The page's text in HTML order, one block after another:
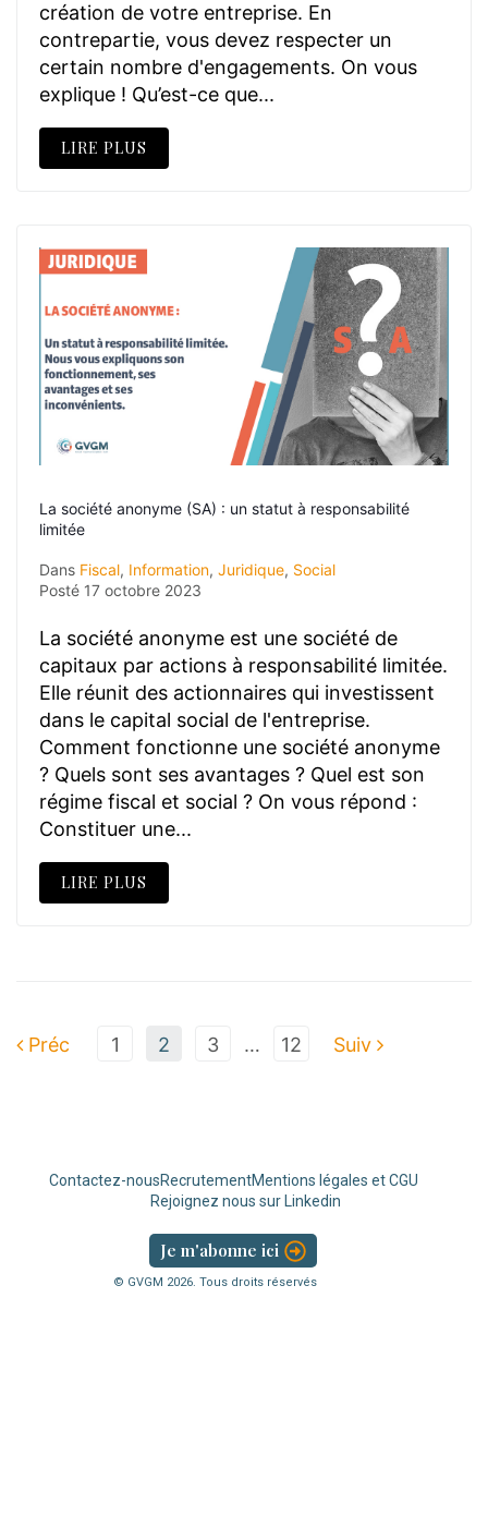
création de votre entreprise. En
contrepartie, vous devez respecter un
certain nombre d'engagements. On vous
explique ! Qu’est-ce que...
LIRE PLUS
La société anonyme (SA) : un statut à responsabilité
limitée
Dans Fiscal, Information, Juridique, Social
Posté 17 octobre 2023
La société anonyme est une société de
capitaux par actions à responsabilité limitée.
Elle réunit des actionnaires qui investissent
dans le capital social de l'entreprise.
Comment fonctionne une société anonyme
? Quels sont ses avantages ? Quel est son
régime fiscal et social ? On vous répond :
Constituer une...
LIRE PLUS
Préc 1 2 3 … 12 Suiv
Contactez-nousRecrutementMentions légales et CGU
Rejoignez nous sur Linkedin
Je m'abonne ici
© GVGM 2026. Tous droits réservés